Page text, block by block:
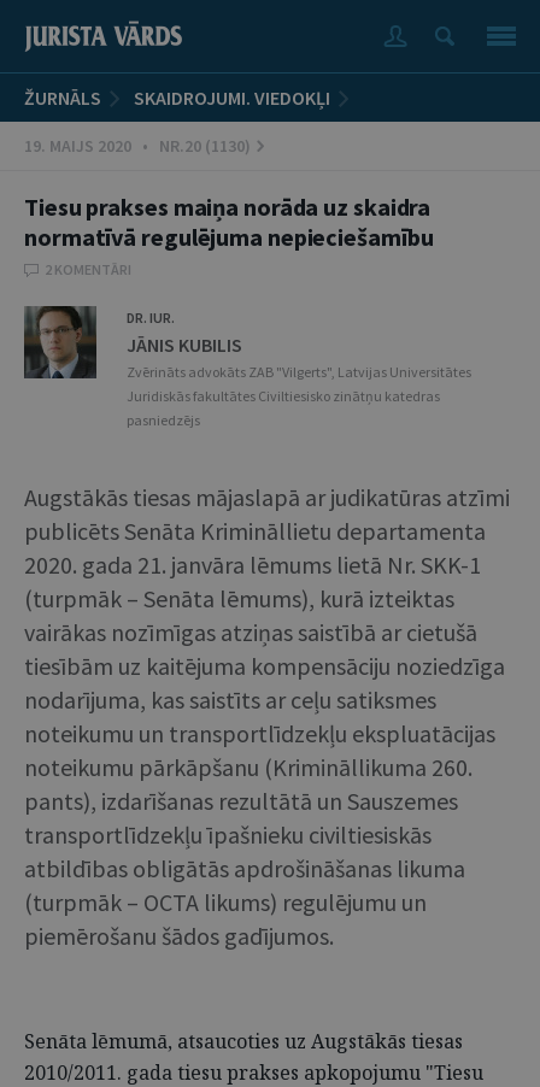
ŽURNĀLS SKAIDROJUMI. VIEDOKĻI
19. MAIJS 2020 • NR.20 (1130)
Tiesu prakses maiņa norāda uz skaidra
normatīvā regulējuma nepieciešamību
2 KOMENTĀRI
DR. IUR.
JĀNIS KUBILIS
Zvērināts advokāts ZAB "Vilgerts", Latvijas Universitātes
Juridiskās fakultātes Civiltiesisko zinātņu katedras
pasniedzējs
Augstākās tiesas mājaslapā ar judikatūras atzīmi
publicēts Senāta Krimināllietu departamenta
2020. gada 21. janvāra lēmums lietā Nr. SKK-1
(turpmāk – Senāta lēmums), kurā izteiktas
vairākas nozīmīgas atziņas saistībā ar cietušā
tiesībām uz kaitējuma kompensāciju noziedzīga
nodarījuma, kas saistīts ar ceļu satiksmes
noteikumu un transportlīdzekļu ekspluatācijas
noteikumu pārkāpšanu (Krimināllikuma 260.
pants), izdarīšanas rezultātā un Sauszemes
transportlīdzekļu īpašnieku civiltiesiskās
atbildības obligātās apdrošināšanas likuma
(turpmāk – OCTA likums) regulējumu un
piemērošanu šādos gadījumos.
Senāta lēmumā, atsaucoties uz Augstākās tiesas
2010/2011. gada tiesu prakses apkopojumu "Tiesu